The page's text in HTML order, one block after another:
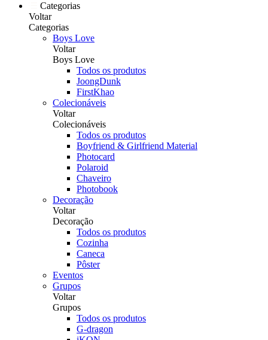
Categorias
Voltar
Categorias
Boys Love
Voltar
Boys Love
Todos os produtos
JoongDunk
FirstKhao
Colecionáveis
Voltar
Colecionáveis
Todos os produtos
Boyfriend & Girlfriend Material
Photocard
Polaroid
Chaveiro
Photobook
Decoração
Voltar
Decoração
Todos os produtos
Cozinha
Caneca
Pôster
Eventos
Grupos
Voltar
Grupos
Todos os produtos
G-dragon